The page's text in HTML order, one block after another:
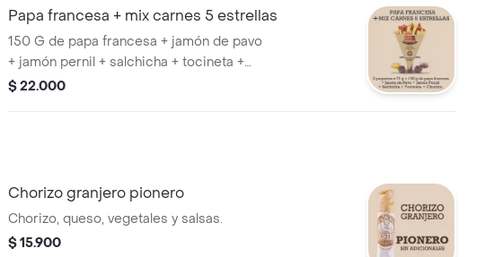
Papa francesa + mix carnes 5 estrellas
150 G de papa francesa + jamón de pavo
+ jamón pernil + salchicha + tocineta +
chorizo.
$ 22.000
Chorizo granjero pionero
Chorizo, queso, vegetales y salsas.
$ 15.900